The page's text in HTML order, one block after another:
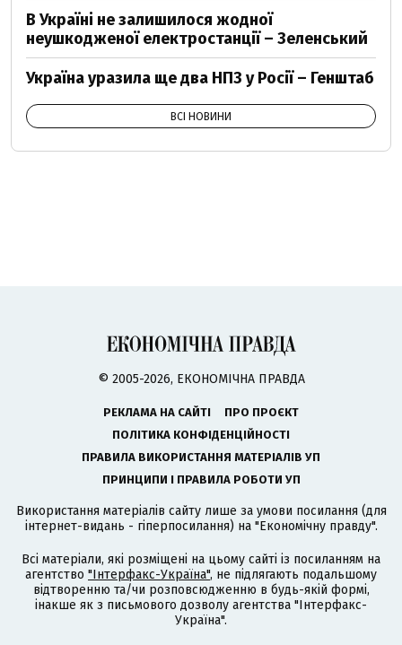
В Україні не залишилося жодної
неушкодженої електростанції – Зеленський
Україна уразила ще два НПЗ у Росії – Генштаб
ВСІ НОВИНИ
© 2005-2026, ЕКОНОМІЧНА ПРАВДА
РЕКЛАМА НА САЙТІ
ПРО ПРОЄКТ
ПОЛІТИКА КОНФІДЕНЦІЙНОСТІ
ПРАВИЛА ВИКОРИСТАННЯ МАТЕРІАЛІВ УП
ПРИНЦИПИ І ПРАВИЛА РОБОТИ УП
Використання матеріалів сайту лише за умови посилання (для
інтернет-видань - гіперпосилання) на "Економічну правду".
Всі матеріали, які розміщені на цьому сайті із посиланням на
агентство "Інтерфакс-Україна", не підлягають подальшому
відтворенню та/чи розповсюдженню в будь-якій формі,
інакше як з письмового дозволу агентства "Інтерфакс-
Україна".